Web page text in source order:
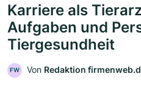
Karriere als
Aufgaben und
Tiergesundheit
FW Von Redaktion